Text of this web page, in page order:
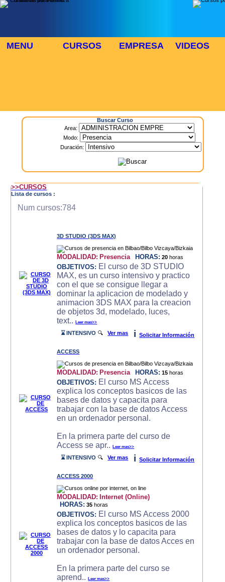
MENU CURSOS EMPRESA VIDEOS
Buscar Curso
Area:
Modo:
Duración:
>>CURSOS
Lista de cursos :
Num cursos:784
3D STUDIO (3DS MAX)
MODALIDAD: Presencia HORAS: 20 horas
OBJETIVOS: El curso de 3D STUDIO
MAX, es un curso intensivo y practico
con el que se consigue llegar a
dominar la aplicacion de modelado y
animacion 3DS MAX para la creacion
de objetos 3d, modelado, luces,
text..Leer mas>>
⌛ INTENSIVO 🔍Ver mas i Solicitar Información
ACCESS
MODALIDAD: Presencia HORAS: 15 horas
OBJETIVOS: El curso MS Access
explica los conceptos basicos de las
bases de datos y capacita para
trabajar con la base de datos Access
en un ordenador personal.
En la primera parte del curso de
Access se apr..Leer mas>>
⌛ INTENSIVO 🔍Ver mas i Solicitar Información
ACCESS 2000
MODALIDAD: Internet (Online)
HORAS: 35 horas
OBJETIVOS: El curso MS Access 2000
explica los conceptos basicos de las
bases de datos y lo capacita para
trabajar con la base de datos Acces en
un ordenador personal.
En la primera parte del curso se
aprend..Leer mas>>